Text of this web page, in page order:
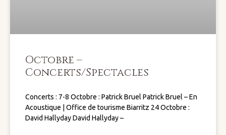
Octobre –
Concerts/Spectacles
Concerts : 7-8 Octobre : Patrick Bruel Patrick Bruel – En
Acoustique | Office de tourisme Biarritz 24 Octobre :
David Hallyday David Hallyday –